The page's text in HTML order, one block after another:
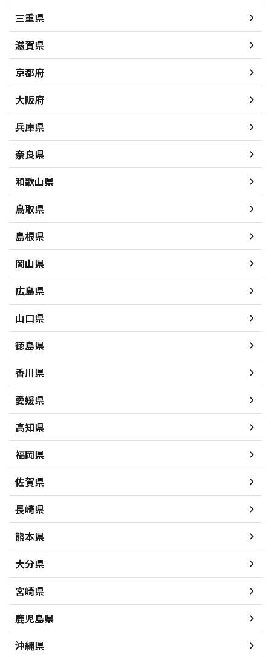
三重県
滋賀県
京都府
大阪府
兵庫県
奈良県
和歌山県
鳥取県
島根県
岡山県
広島県
山口県
徳島県
香川県
愛媛県
高知県
福岡県
佐賀県
長崎県
熊本県
大分県
宮崎県
鹿児島県
沖縄県